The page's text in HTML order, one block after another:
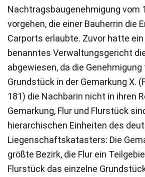
Nachtragsbaugenehmigung vom
vorgehen, die einer Bauherrin die
Carports erlaubte. Zuvor hatte
benanntes Verwaltungsgericht
abgewiesen, da die Genehmigung
Grundstück in der Gemarkung X.
181) die Nachbarin nicht in ihren
Gemarkung, Flur und Flurstück
hierarchischen Einheiten des
Liegenschaftskatasters: Die
größte Bezirk, die Flur ein
Flurstück das einzelne